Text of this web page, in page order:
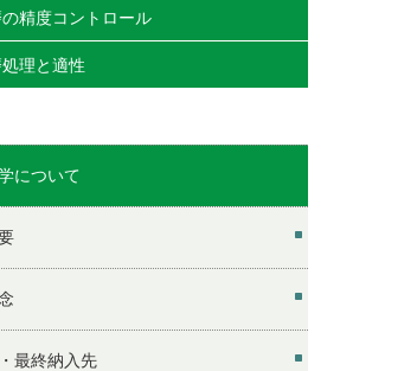
精度コントロール
理と適性
について
最終納入先